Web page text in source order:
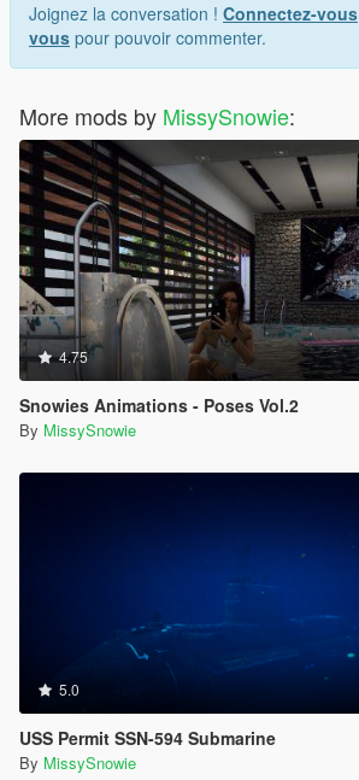
Joignez la conversation ! Connectez-vous
vous pour pouvoir commenter.
More mods by MissySnowie:
4.75
Snowies Animations - Poses Vol.2
By MissySnowie
5.0
USS Permit SSN-594 Submarine
By MissySnowie